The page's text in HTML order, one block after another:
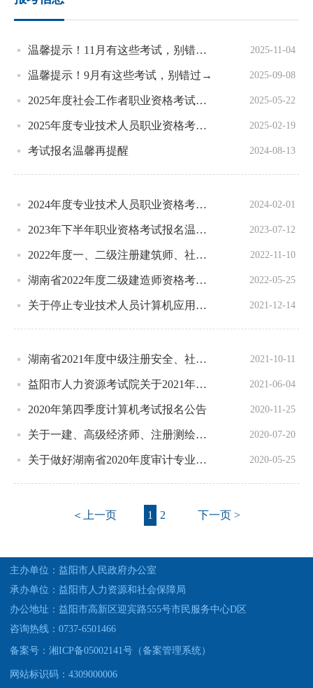
温馨提示！11月有这些考试，别错过→ 2025-11-04
温馨提示！9月有这些考试，别错过→ 2025-09-08
2025年度社会工作者职业资格考试考前温馨提示 2025-05-22
2025年度专业技术人员职业资格考试重要事项提示 2025-02-19
考试报名温馨再提醒 2024-08-13
2024年度专业技术人员职业资格考试重要提示 2024-02-01
2023年下半年职业资格考试报名温馨提示 2023-07-12
2022年度一、二级注册建筑师、社会工作师资格证书发放通知 2022-11-10
湖南省2022年度二级建造师资格考试新冠肺炎疫情防控提示 2022-05-25
关于停止专业技术人员计算机应用能力考试的服务通知 2021-12-14
湖南省2021年度中级注册安全、社会工作者、统计资格考试参考提示 2021-10-11
益阳市人力资源考试院关于2021年第二季度计算机考试报名公告 2021-06-04
2020年第四季度计算机考试报名公告 2020-11-25
关于一建、高级经济师、注册测绘师、监理工程师、注册设备监理工程师考试报名期间缴费问题的公告 2020-07-20
关于做好湖南省2020年度审计专业技术资格考试考务工作的通知 2020-05-25
＜上一页 1 2 下一页 >
主办单位：益阳市人民政府办公室
承办单位：益阳市人力资源和社会保障局
办公地址：益阳市高新区迎宾路555号市民服务中心D区
咨询热线：0737-6501466
备案号：湘ICP备05002141号（备案管理系统）
网站标识码：4309000006